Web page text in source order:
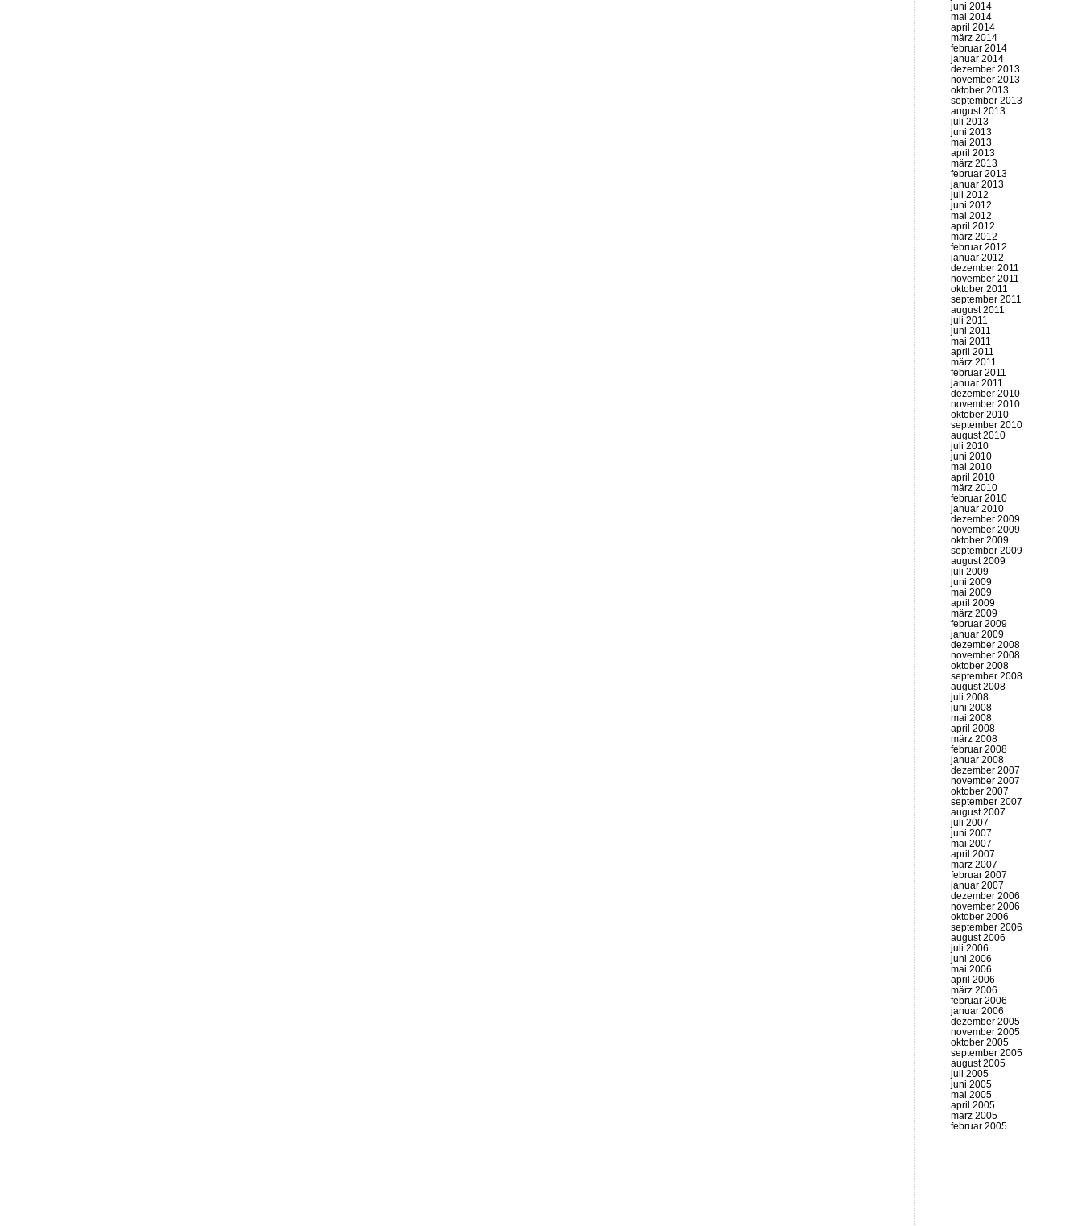
juni 2014
mai 2014
april 2014
märz 2014
februar 2014
januar 2014
dezember 2013
november 2013
oktober 2013
september 2013
august 2013
juli 2013
juni 2013
mai 2013
april 2013
märz 2013
februar 2013
januar 2013
juli 2012
juni 2012
mai 2012
april 2012
märz 2012
februar 2012
januar 2012
dezember 2011
november 2011
oktober 2011
september 2011
august 2011
juli 2011
juni 2011
mai 2011
april 2011
märz 2011
februar 2011
januar 2011
dezember 2010
november 2010
oktober 2010
september 2010
august 2010
juli 2010
juni 2010
mai 2010
april 2010
märz 2010
februar 2010
januar 2010
dezember 2009
november 2009
oktober 2009
september 2009
august 2009
juli 2009
juni 2009
mai 2009
april 2009
märz 2009
februar 2009
januar 2009
dezember 2008
november 2008
oktober 2008
september 2008
august 2008
juli 2008
juni 2008
mai 2008
april 2008
märz 2008
februar 2008
januar 2008
dezember 2007
november 2007
oktober 2007
september 2007
august 2007
juli 2007
juni 2007
mai 2007
april 2007
märz 2007
februar 2007
januar 2007
dezember 2006
november 2006
oktober 2006
september 2006
august 2006
juli 2006
juni 2006
mai 2006
april 2006
märz 2006
februar 2006
januar 2006
dezember 2005
november 2005
oktober 2005
september 2005
august 2005
juli 2005
juni 2005
mai 2005
april 2005
märz 2005
februar 2005